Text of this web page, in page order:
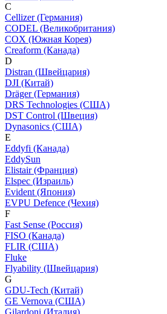
C
Cellizer (Германия)
CODEL (Великобритания)
COX (Южная Корея)
Creaform (Канада)
D
Distran (Швейцария)
DJI (Китай)
Dräger (Германия)
DRS Technologies (США)
DST Control (Швеция)
Dynasonics (США)
E
Eddyfi (Канада)
EddySun
Elistair (Франция)
Elspec (Израиль)
Evident (Япония)
EVPU Defence (Чехия)
F
Fast Sense (Россия)
FISO (Канада)
FLIR (США)
Fluke
Flyability (Швейцария)
G
GDU-Tech (Китай)
GE Vernova (США)
Gilardoni (Италия)